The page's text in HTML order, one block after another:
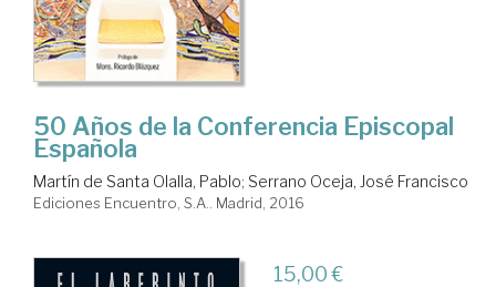
50 Años de la Conferencia Episcopal
Española
Martín de Santa Olalla, Pablo; Serrano Oceja, José Francisco
Ediciones Encuentro, S.A.. Madrid, 2016
15,00 €